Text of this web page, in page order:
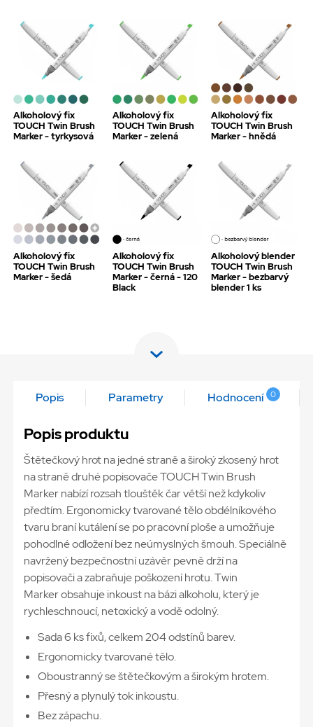
Alkoholový fix
TOUCH Twin Brush
Marker - tyrkysová
Alkoholový fix
TOUCH Twin Brush
Marker - zelená
Alkoholový fix
TOUCH Twin Brush
Marker - hnědá
Alkoholový fix
TOUCH Twin Brush
Marker - šedá
Alkoholový fix
TOUCH Twin Brush
Marker - černá - 120
Black
Alkoholový blender
TOUCH Twin Brush
Marker - bezbarvý
blender 1 ks
Popis Parametry Hodnocení 0
Popis produktu
Štětečkový hrot na jedné straně a široký zkosený hrot
na straně druhé popisovače TOUCH Twin Brush
Marker nabízí rozsah tlouštěk čar větší než kdykoliv
předtím. Ergonomicky tvarované tělo obdélníkového
tvaru braní kutálení se po pracovní ploše a umožňuje
pohodlné odložení bez neúmyslných šmouh. Speciálně
navržený bezpečnostní uzávěr pevně drží na
popisovači a zabraňuje poškození hrotu. Twin
Marker obsahuje inkoust na bázi alkoholu, který je
rychleschnoucí, netoxický a vodě odolný.
Sada 6 ks fixů, celkem 204 odstínů barev.
Ergonomicky tvarované tělo.
Oboustranný se štětečkovým a širokým hrotem.
Přesný a plynulý tok inkoustu.
Bez zápachu.